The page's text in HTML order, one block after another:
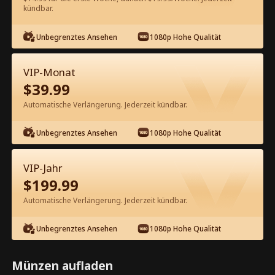
Kostenlos in der App ansehen
Episode 43 - Die Erbin hat ihren
Mann auf die schwarze Liste gesetzt
Kompletter Film
1-50 51-85
43 44 46 47
kündbar.
Unbegrenztes Ansehen 1080p Hohe Qualität
VIP-Monat
$39.99
Automatische Verlängerung. Jederzeit kündbar.
Unbegrenztes Ansehen 1080p Hohe Qualität
VIP-Jahr
$199.99
Automatische Verlängerung. Jederzeit kündbar.
Unbegrenztes Ansehen 1080p Hohe Qualität
Münzen aufladen